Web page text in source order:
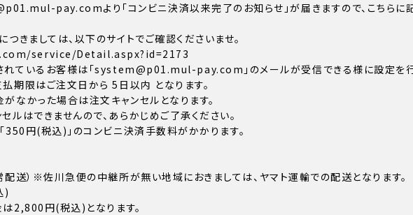
pay.comより「コンビニ決済以来完了のお知らせ」が届きますので、こちらに
きましては、以下のサイトでご確認くださいませ。
service/Detail.aspx?id=2173
ているお客様は「system@p01.mul-pay.com」のメールが受信できる様に設定を行
期限はご注文日から 5日以内 となります。
なかった場合は注文キャンセルとなります。
はできませんので、あらかじめご了承ください。
350円(税込)」のコンビニ決済手数料がかかります。
配送）※佐川急便の中継所が無い地域におきましては、ヤマト運輸での配送となります。
)
2,800円(税込)となります。